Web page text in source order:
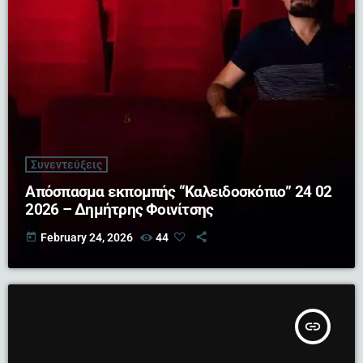
Συνεντεύξεις
Απόσπασμα εκπομπής “Καλειδοσκόπιο” 24 02
2026 – Δημήτρης Φοινίτσης
today February 24, 2026 44
insert_link